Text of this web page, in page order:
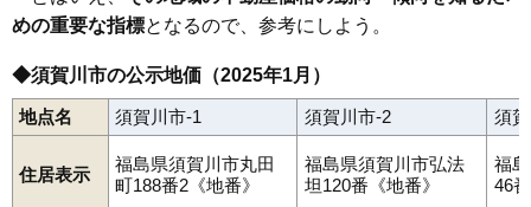
めの重要な指標となるので、参考にしよう。
◆須賀川市の公示地価（2025年1月）
地点名 須賀川市-1 須賀川市-2 須
住居表示
福島県須賀川市丸田
町188番2《地番》
福島県須賀川市弘法
坦120番《地番》
福
46
坂の上町桜岡塩田下宿町陣場町新町芹沢町千日堂
館取町堤中宿長沼仲の町 中町 中山 並木町滑川西川
南町宮の杜本町森宿山寺道横山町吉美根
和田道
須賀川駅